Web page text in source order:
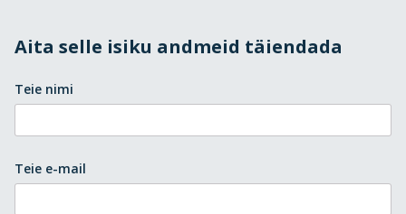
Aita selle isiku andmeid täiendada
Teie nimi
Teie e-mail